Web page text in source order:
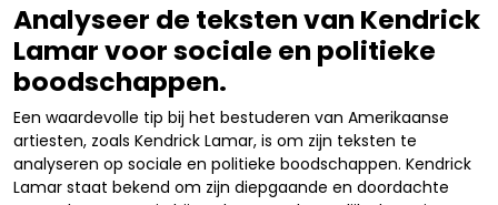
Analyseer de teksten van Kendrick
Lamar voor sociale en politieke
boodschappen.
Een waardevolle tip bij het bestuderen van Amerikaanse
artiesten, zoals Kendrick Lamar, is om zijn teksten te
analyseren op sociale en politieke boodschappen. Kendrick
Lamar staat bekend om zijn diepgaande en doordachte